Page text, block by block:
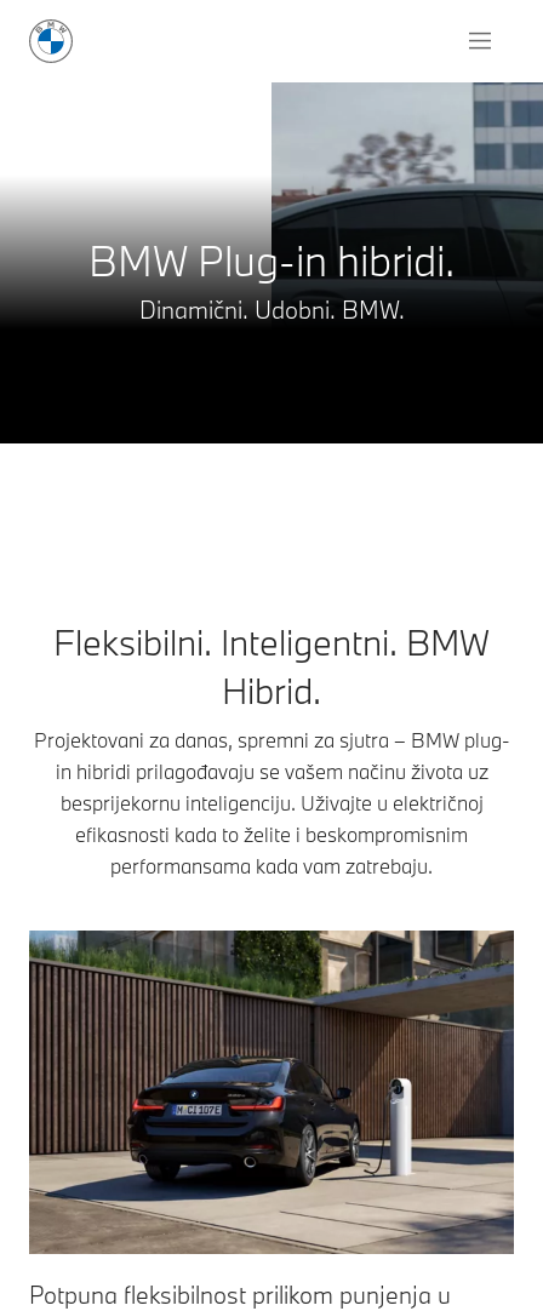
BMW Plug-in hibridi.
Dinamični. Udobni. BMW.
Zatražite ponudu
Fleksibilni. Inteligentni. BMW
Hibrid.
Projektovani za danas, spremni za sjutra – BMW plug-
in hibridi prilagođavaju se vašem načinu života uz
besprijekornu inteligenciju. Uživajte u električnoj
efikasnosti kada to želite i beskompromisnim
performansama kada vam zatrebaju.
Potpuna fleksibilnost prilikom punjenja u